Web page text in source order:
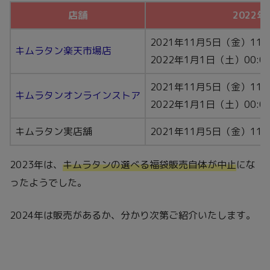
店舗 2022年
キムラタン楽天市場店
2021年11月5日（金）
2022年1月1日（土）
キムラタンオンラインストア
2021年11月5日（金）
2022年1月1日（土）
キムラタン実店舗 2021年11月5日（金）
2023年は、 キムラタンの選べる福袋販売自体が中止にな
ったようでした。
2024年は販売があるか、分かり次第ご紹介いたします。